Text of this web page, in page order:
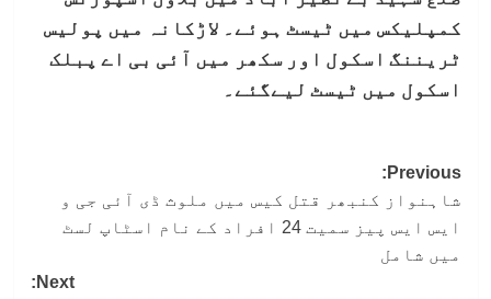
کمپلیکس میں ٹیسٹ ہوئے۔ لاڑکانہ میں پولیس
ٹریننگ اسکول اور سکھر میں آئی بی اے پبلک
اسکول میں ٹیسٹ لیےگئے۔
Post
navigation
Previous:
شاہنواز کنبھر قتل کیس میں ملوث ڈی آئی جی و
ایس ایس پیز سمیت 24 افراد کے نام اسٹاپ لسٹ
میں شامل
Next: